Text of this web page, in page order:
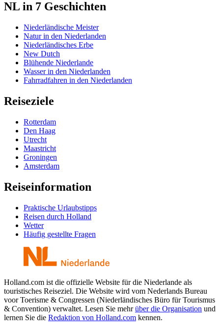
NL in 7 Geschichten
Niederländische Meister
Natur in den Niederlanden
Niederländisches Erbe
New Dutch
Blühende Niederlande
Wasser in den Niederlanden
Fahrradfahren in den Niederlanden
Reiseziele
Rotterdam
Den Haag
Utrecht
Maastricht
Groningen
Amsterdam
Reiseinformation
Praktische Urlaubstipps
Reisen durch Holland
Wetter
Häufig gestellte Fragen
Holland.com ist die offizielle Website für die Niederlande als
touristisches Reiseziel. Die Website wird vom Nederlands Bureau
voor Toerisme & Congressen (Niederländisches Büro für Tourismus
& Convention) verwaltet. Lesen Sie mehrüber die Organisation und
lernen Sie die Redaktion von Holland.com kennen.